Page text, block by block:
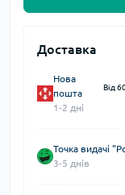
Доставка
Нова
пошта
1-2 дні
Від
Точка видачі
3-5 днів